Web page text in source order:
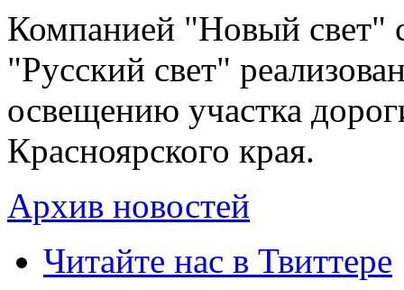
Компанией "Новый свет"
"Русский свет"
освещению участка
Красноярского края.
Архив новостей
Читайте нас в Твиттере